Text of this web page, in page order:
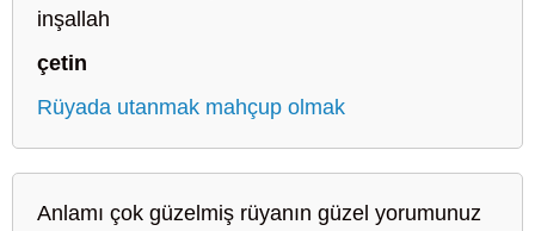
inşallah
çetin
Rüyada utanmak mahçup olmak
Anlamı çok güzelmiş rüyanın güzel yorumunuz